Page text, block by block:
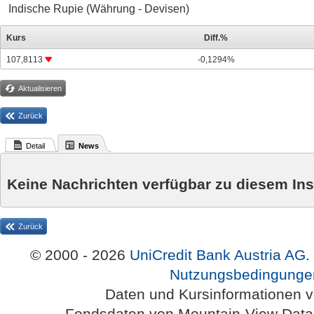
Indische Rupie (Währung - Devisen)
Kurs Diff.%
107,8113 -0,1294%
Aktualisieren
Zurück
Detail News
Keine Nachrichten verfügbar zu diesem
Zurück
© 2000 - 2026 UniCredit Bank Austria AG.
Daten und Kursinformationen